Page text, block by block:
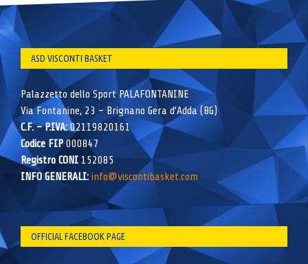
ASD VISCONTI BASKET
Palazzetto dello Sport PALAFONTANINE
Via Fontanine, 23 – Brignano Gera d’Adda (BG)
C.F. – P.IVA:02119820161
Codice FIP000847
Registro CONI 152085
INFO GENERALI: info@viscontibasket.com
OFFICIAL FACEBOOK PAGE